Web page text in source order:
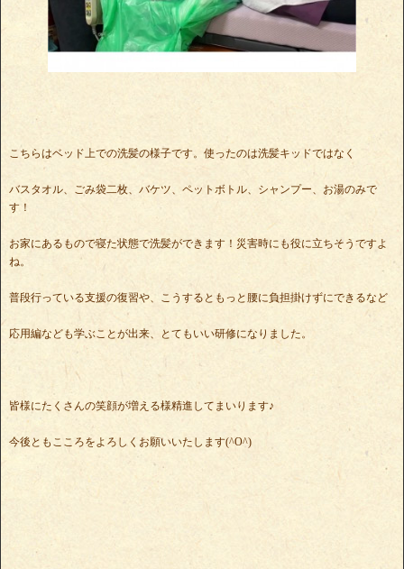
こちらはベッド上での洗髪の様子です。使ったのは洗髪キッドではなく
バスタオル、ごみ袋二枚、バケツ、ペットボトル、シャンプー、お湯のみで
す！
お家にあるもので寝た状態で洗髪ができます！災害時にも役に立ちそうですよ
ね。
普段行っている支援の復習や、こうするともっと腰に負担掛けずにできるなど
応用編なども学ぶことが出来、とてもいい研修になりました。
皆様にたくさんの笑顔が増える様精進してまいります♪
今後ともこころをよろしくお願いいたします(^O^)